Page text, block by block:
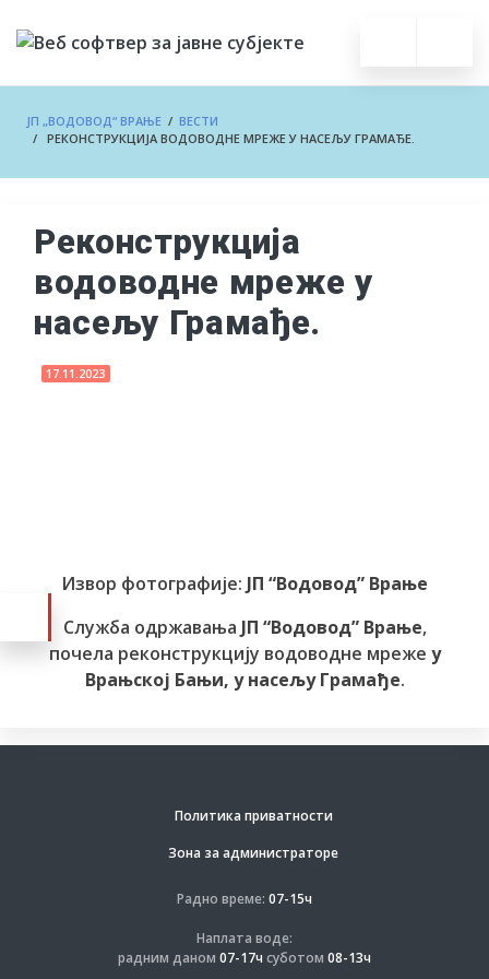
ЈП „ВОДОВОД“ ВРАЊЕ / ВЕСТИ
/ РЕКОНСТРУКЦИЈА ВОДОВОДНЕ МРЕЖЕ У НАСЕЉУ ГРАМАЂЕ.
Реконструкција
водоводне мреже у
насељу Грамађе.
17.11.2023
Извор фотографије: ЈП “Водовод” Врање
Служба одржавања ЈП “Водовод” Врање,
почела реконструкцију водоводне мреже у
Врањској Бањи, у насељу Грамађе.
Политика приватности
Зона за администраторе
Радно време: 07-15ч
Наплата воде:
радним даном 07-17ч суботом 08-13ч